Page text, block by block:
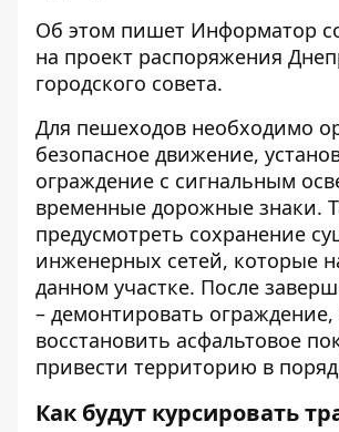
Об этом пишет Информатор
на проект распоряжения
городского совета.
Для пешеходов необходимо
безопасное движение,
ограждение с сигнальным
временные дорожные знаки.
предусмотреть сохранение
инженерных сетей, которые
данном участке. После
– демонтировать ограждение,
восстановить асфальтовое
привести территорию в
Как будут курсировать